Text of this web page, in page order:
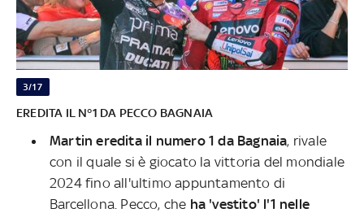
3/17
EREDITA IL N°1 DA PECCO BAGNAIA
Martin eredita il numero 1 da Bagnaia, rivale
con il quale si è giocato la vittoria del mondiale
2024 fino all'ultimo appuntamento di
Barcellona. Pecco, che ha 'vestito' l'1 nelle